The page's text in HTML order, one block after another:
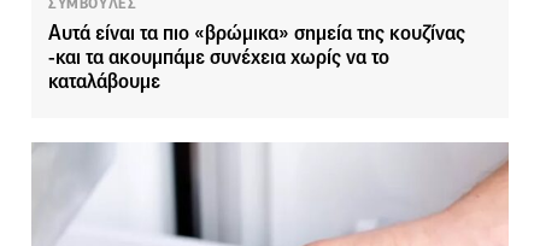
Αυτά είναι τα πιο «βρώμικα» σημεία της κουζίνας
-και τα ακουμπάμε συνέχεια χωρίς να το
καταλάβουμε